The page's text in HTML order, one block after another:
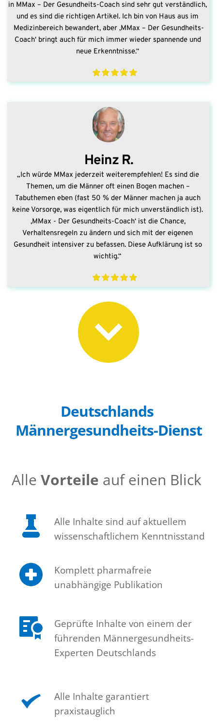
in MMax – Der Gesundheits-Coach sind sehr gut verständlich,
und es sind die richtigen Artikel. Ich bin von Haus aus im
Medizinbereich bewandert, aber ‚MMax – Der Gesundheits-
Coach‘ bringt auch für mich immer wieder spannende und
neue Erkenntnisse.“
Heinz R.
„Ich würde MMax jederzeit weiterempfehlen! Es sind die
Themen, um die Männer oft einen Bogen machen –
Tabuthemen eben (fast 50 % der Männer machen ja auch
keine Vorsorge, was eigentlich für mich unverständlich ist).
‚MMax - Der Gesundheits-Coach‘ ist die Chance,
Verhaltensregeln zu ändern und sich mit der eigenen
Gesundheit intensiver zu befassen. Diese Aufklärung ist so
wichtig.“
Deutschlands
Männergesundheits-Dienst
Alle Vorteile auf einen Blick
Alle Inhalte sind auf aktuellem
wissenschaftlichem Kenntnisstand
Komplett pharmafreie
unabhängige Publikation
Geprüfte Inhalte von einem der
führenden Männergesundheits-
Experten Deutschlands
Alle Inhalte garantiert
praxistauglich